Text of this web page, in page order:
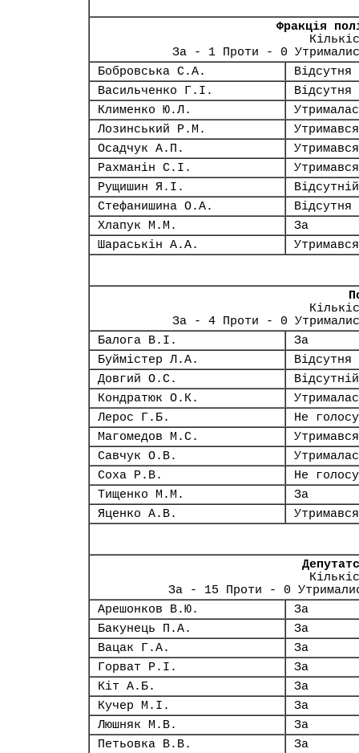
Фракція
За - 1 Проти - 0
Бобровська С.А.
Відсутня
Васильченко Г.І.
Відсутня
Клименко Ю.Л.
Лозинський Р.М.
Утримався
Осадчук А.П.
Утримався
Рахманін С.І.
Утримався
Рущишин Я.І.
Відсутній
Стефанишина О.А.
Відсутня
Хлапук М.М.
За
Шараськін А.А.
Утримався
За - 4 Проти - 0
Балога В.І.
За
Буймістер Л.А.
Відсутня
Довгий О.С.
Відсутній
Кондратюк О.К.
Лерос Г.Б.
Не
Магомедов М.С.
Утримався
Савчук О.В.
Соха Р.В.
Не
Тищенко М.М.
За
Яценко А.В.
Утримався
За - 15 Проти - 0
Арешонков В.Ю.
За
Бакунець П.А.
За
Вацак Г.А.
За
Горват Р.І.
За
Кіт А.Б.
За
Кучер М.І.
За
Люшняк М.В.
За
Петьовка В.В.
За